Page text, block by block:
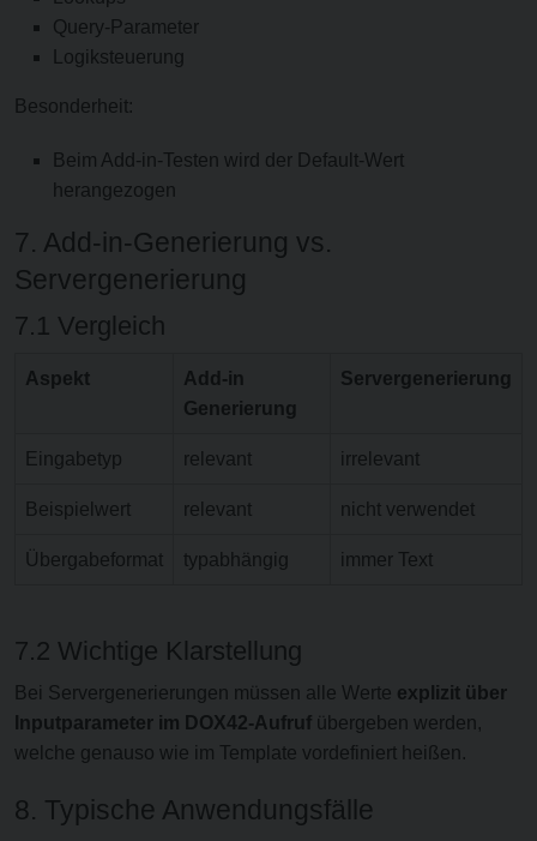
Query-Parameter
Logiksteuerung
Besonderheit:
Beim Add-in-Testen wird der Default-Wert
herangezogen
7. Add-in-Generierung vs.
Servergenerierung
7.1 Vergleich
Aspekt
Add-in
Generierung
Servergenerierung
Eingabetyp relevant irrelevant
Beispielwert relevant nicht verwendet
Übergabeformat typabhängig immer Text
7.2 Wichtige Klarstellung
Bei Servergenerierungen müssen alle Werte explizit über
Inputparameter im DOX42-Aufruf übergeben werden,
welche genauso wie im Template vordefiniert heißen.
8. Typische Anwendungsfälle